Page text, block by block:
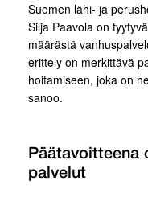
Suomen lähi- ja
Silja Paavola on
määrästä
erittely on merkittävä
hoitamiseen, joka on
sanoo.
Päätavoitteena
palvelut